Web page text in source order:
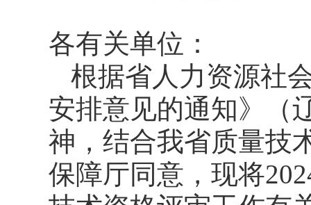
各有关单位：
根据省人力资源社
安排意见的通知》（
神，结合我省质量技
保障厅同意，现将